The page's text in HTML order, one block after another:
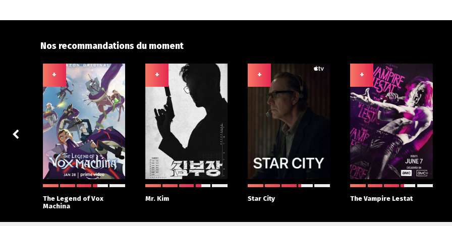
Nos recommandations du moment
+
The Legend of Vox
Machina
+
Mr. Kim
+
Star City
+
The Vampire Lestat